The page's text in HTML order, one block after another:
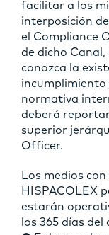
facilitar a los
interposición
el Compliance
de dicho
conozca la
incumplimiento
normativa
deberá
superior
Officer.
Los medios
HISPACOLEX
estarán
los 365 días